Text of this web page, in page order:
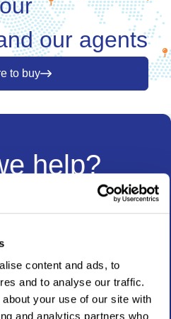
content and ads, to
and to analyse our traffic.
your use of our site with
and analytics partners who
our agents
to buy
help?
advice, a quote or have
to help.